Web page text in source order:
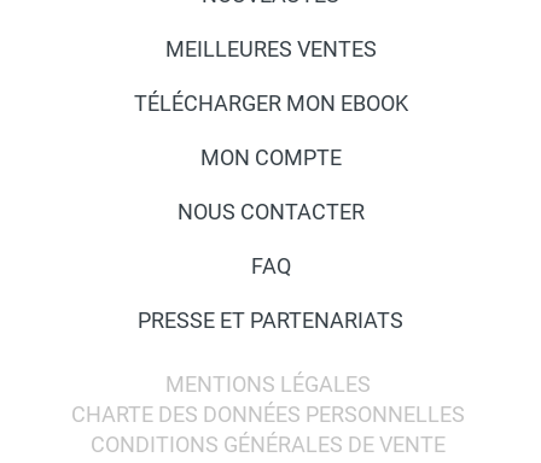
MEILLEURES VENTES
TÉLÉCHARGER MON EBOOK
MON COMPTE
NOUS CONTACTER
FAQ
PRESSE ET PARTENARIATS
MENTIONS LÉGALES
CHARTE DES DONNÉES PERSONNELLES
CONDITIONS GÉNÉRALES DE VENTE